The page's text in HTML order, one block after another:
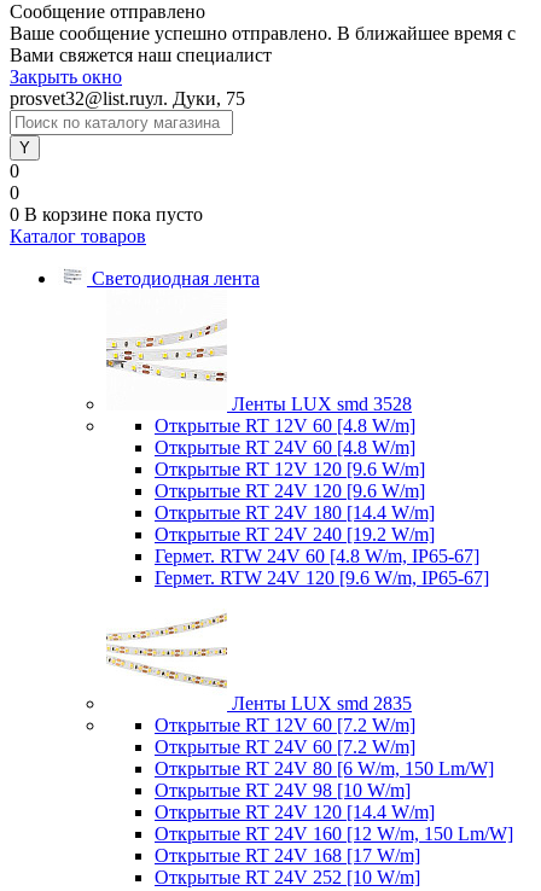
Сообщение отправлено
Ваше сообщение успешно отправлено. В ближайшее время с
Вами свяжется наш специалист
Закрыть окно
prosvet32@list.ruул. Дуки, 75
0
0
0 В корзине пока пусто
Каталог товаров
Светодиодная лента
Ленты LUX smd 3528
Открытые RT 12V 60 [4.8 W/m]
Открытые RT 24V 60 [4.8 W/m]
Открытые RT 12V 120 [9.6 W/m]
Открытые RT 24V 120 [9.6 W/m]
Открытые RT 24V 180 [14.4 W/m]
Открытые RT 24V 240 [19.2 W/m]
Гермет. RTW 24V 60 [4.8 W/m, IP65-67]
Гермет. RTW 24V 120 [9.6 W/m, IP65-67]
Ленты LUX smd 2835
Открытые RT 12V 60 [7.2 W/m]
Открытые RT 24V 60 [7.2 W/m]
Открытые RT 24V 80 [6 W/m, 150 Lm/W]
Открытые RT 24V 98 [10 W/m]
Открытые RT 24V 120 [14.4 W/m]
Открытые RT 24V 160 [12 W/m, 150 Lm/W]
Открытые RT 24V 168 [17 W/m]
Открытые RT 24V 252 [10 W/m]